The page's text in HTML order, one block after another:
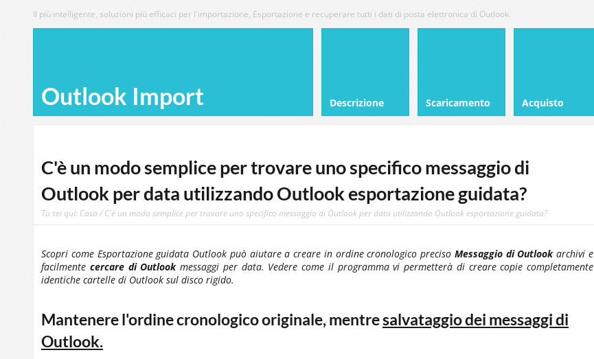
Il più intelligente, soluzioni più efficaci per l'importazione, Esportazione e recuperare tutti i dati di posta elettronica di Outlook.
Outlook Import Descrizione Scaricamento Acquisto
C'è un modo semplice per trovare uno specifico messaggio di
Outlook per data utilizzando Outlook esportazione guidata?
Tu sei qui: Casa/ C'è un modo semplice per trovare uno specifico messaggio di Outlook per data utilizzando Outlook esportazione guidata?
Scopri come Esportazione guidata Outlook può aiutare a creare in ordine cronologico preciso Messaggio di Outlookarchivi e
facilmente cercare di Outlookmessaggi per data. Vedere come il programma vi permetterà di creare copie completamente
identiche cartelle di Outlook sul disco rigido.
Mantenere l'ordine cronologico originale, mentresalvataggio dei messaggi di
Outlook.